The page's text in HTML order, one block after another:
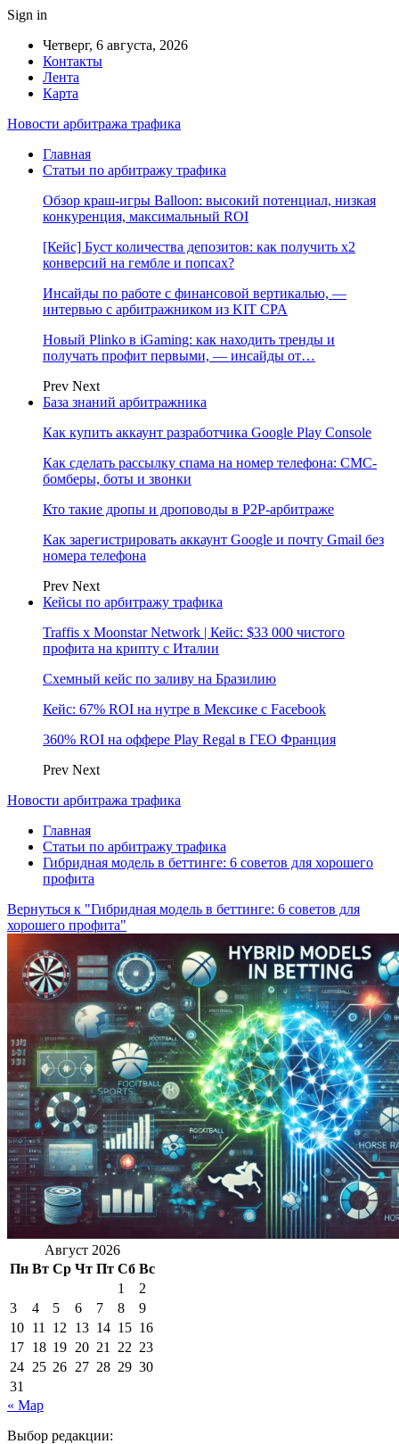
Sign in
Четверг, 6 августа, 2026
Контакты
Лента
Карта
Новости арбитража трафика
Главная
Статьи по арбитражу трафика
Обзор краш-игры Balloon: высокий потенциал, низкая
конкуренция, максимальный ROI
[Кейс] Буст количества депозитов: как получить х2
конверсий на гембле и попсах?
Инсайды по работе с финансовой вертикалью, —
интервью с арбитражником из KIT CPA
Новый Plinko в iGaming: как находить тренды и
получать профит первыми, — инсайды от…
Prev Next
База знаний арбитражника
Как купить аккаунт разработчика Google Play Console
Как сделать рассылку спама на номер телефона: СМС-
бомберы, боты и звонки
Кто такие дропы и дроповоды в P2P-арбитраже
Как зарегистрировать аккаунт Google и почту Gmail без
номера телефона
Prev Next
Кейсы по арбитражу трафика
Traffis x Moonstar Network | Кейс: $33 000 чистого
профита на крипту с Италии
Схемный кейс по заливу на Бразилию
Кейс: 67% ROI на нутре в Мексике с Facebook
360% ROI на оффере Play Regal в ГЕО Франция
Prev Next
Новости арбитража трафика
Главная
Статьи по арбитражу трафика
Гибридная модель в беттинге: 6 советов для хорошего
профита
Вернуться к "Гибридная модель в беттинге: 6 советов для
хорошего профита"
Август 2026
Пн Вт Ср Чт Пт Сб Вс
1
2
3
4 5 6 7 8
9
10 11 12 13 14 15 16
17 18 19 20 21 22 23
24 25 26 27 28 29 30
31
« Мар
Выбор редакции: